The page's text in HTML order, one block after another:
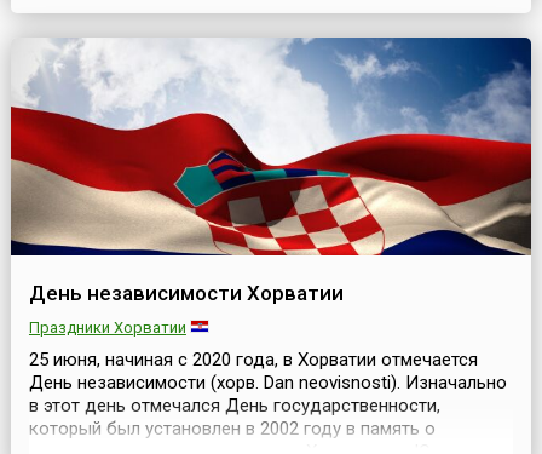
словенский парламент объявил о независимости
Словении и ее выходе из Югославии, в состав которой
входила с 1918 года. Югославия не признала не...
День независимости Хорватии
Праздники Хорватии
25 июня, начиная с 2020 года, в Хорватии отмечается
День независимости (хорв. Dan neovisnosti). Изначально
в этот день отмечался День государственности,
который был установлен в 2002 году в память о